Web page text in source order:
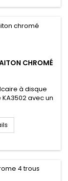
CHROMÉ
à disque
avec un
dépôt du
pas 150
cmProfondeur:
disponibles: